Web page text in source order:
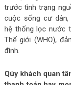
trước tình trạng
cuộc sống cư dân,
hệ thống lọc nước
Thế giới (WHO),
đình.
Qúy khách quan